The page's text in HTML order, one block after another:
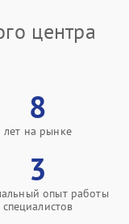
центра
8
лет на рынке
3
опыт работы
специалистов